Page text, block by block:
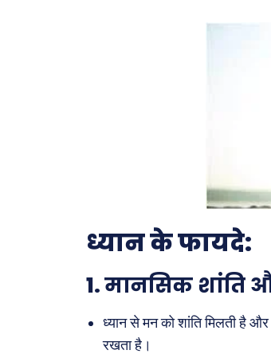
ध्यान के फायदे:
1.मानसिक शांति
ध्यान से मन को शांति मिलती है
रखता है।